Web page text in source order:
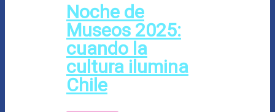
Noche de
Museos 2025:
cuando la
cultura ilumina
Chile